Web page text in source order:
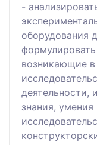
-
оборудования
возникающие
деятельности,
знания,